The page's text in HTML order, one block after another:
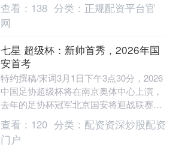
查看： 138 分类： 正规配资平台官
网
七星 超级杯：新帅首秀，2026年国
安首考
特约撰稿/宋词3月1日下午3点30分，2026
中国足协超级杯将在南京奥体中心上演，
去年的足协杯冠军北京国安将迎战联赛冠
军上海海港。这是国安新帅蒙哥马利上任
后的首....
查看： 120 分类： 配资资深炒股配资
门户